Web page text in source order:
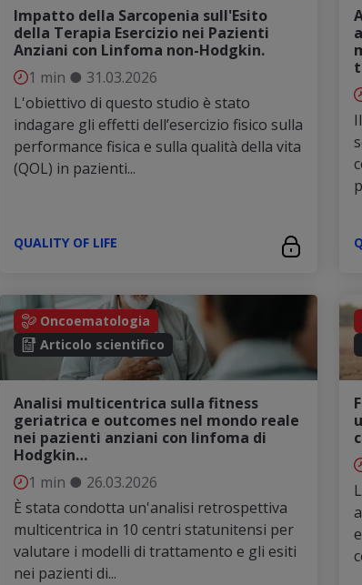
Impatto della Sarcopenia sull'Esito
della Terapia Esercizio nei Pazienti
Anziani con Linfoma non-Hodgkin.
1 min ● 31.03.2026
L'obiettivo di questo studio è stato
indagare gli effetti dell’esercizio fisico sulla
performance fisica e sulla qualità della vita
(QOL) in pazienti...
QUALITY OF LIFE
Oncoematologia
Articolo scientifico
Analisi multicentrica sulla fitness
geriatrica e outcomes nel mondo reale
nei pazienti anziani con linfoma di
Hodgkin…
1 min ● 26.03.2026
È stata condotta un'analisi retrospettiva
multicentrica in 10 centri statunitensi per
valutare i modelli di trattamento e gli esiti
nei pazienti di...